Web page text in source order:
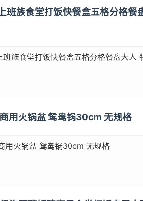
班族食堂打饭快餐盒五格分格餐
族食堂打饭快餐盒五格分格餐盘大人
用火锅盆 鸳鸯锅30cm 无规格
用火锅盆 鸳鸯锅30cm 无规格